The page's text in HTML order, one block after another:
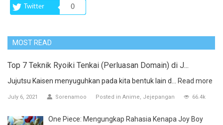
Twitter 0
MOST READ
Top 7 Teknik Ryoiki Tenkai (Perluasan Domain) di J...
Jujutsu Kaisen menyuguhkan pada kita bentuk lain d... Read more
July 6, 2021 Sorenamoo Posted in Anime Jejepangan 66.4k
One Piece: Mengungkap Rahasia Kenapa Joy Boy